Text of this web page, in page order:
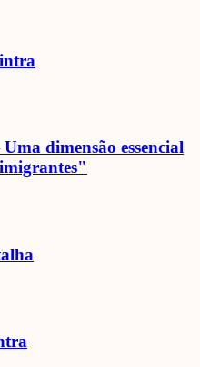
dimensão essencial